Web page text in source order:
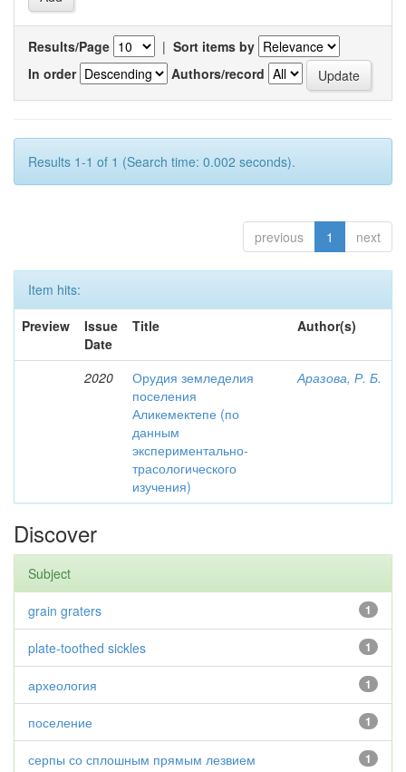
Results/Page | Sort items by
In order
Authors/record
Results 1-1 of 1 (Search time: 0.002 seconds).
previous 1 next
Item hits:
Preview
Issue
Date
Title Author(s)
2020
Орудия земледелия
поселения
Аликемектепе (по
данным
экспериментально-
трасологического
изучения)
Аразова, Р. Б.
Discover
Subject
1
grain graters
1
plate-toothed sickles
1
археология
1
поселение
1
серпы со сплошным прямым лезвием